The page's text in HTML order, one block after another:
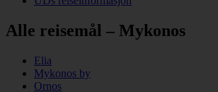
Alle reisemål – Mykonos
Elia
Mykonos by
Ornos